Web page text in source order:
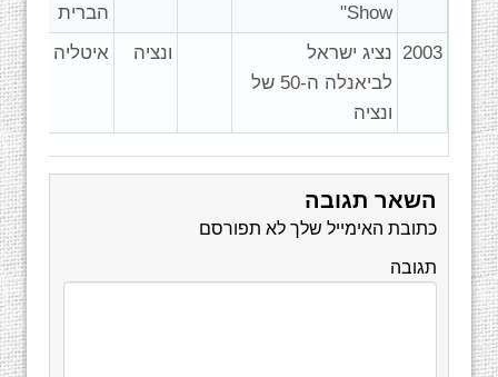
Show"
הברית
2003 נציג ישראל
לביאנלה ה-50 של
ונציה
ונציה איטליה
השאר תגובה
כתובת האימייל שלך לא תפורסם
תגובה